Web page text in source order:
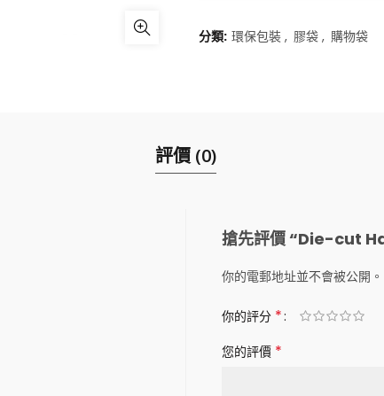
分類: 環保包裝 , 膠袋 , 購物袋
評價 (0)
搶先評價 “Die-cut
你的電郵地址並不會被公開。
你的評分 *
您的評價 *